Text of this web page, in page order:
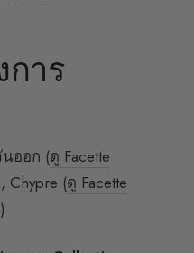
การ
ออก (ดู Facette
Chypre (ดู Facette
)